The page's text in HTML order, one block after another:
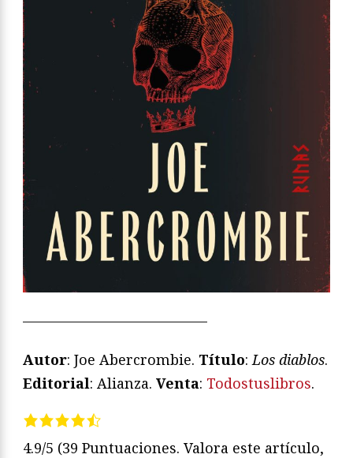
—————————————
Autor: Joe Abercrombie. Título: Los diablos.
Editorial: Alianza. Venta: Todostuslibros.
4.9/5 (39 Puntuaciones. Valora este artículo,